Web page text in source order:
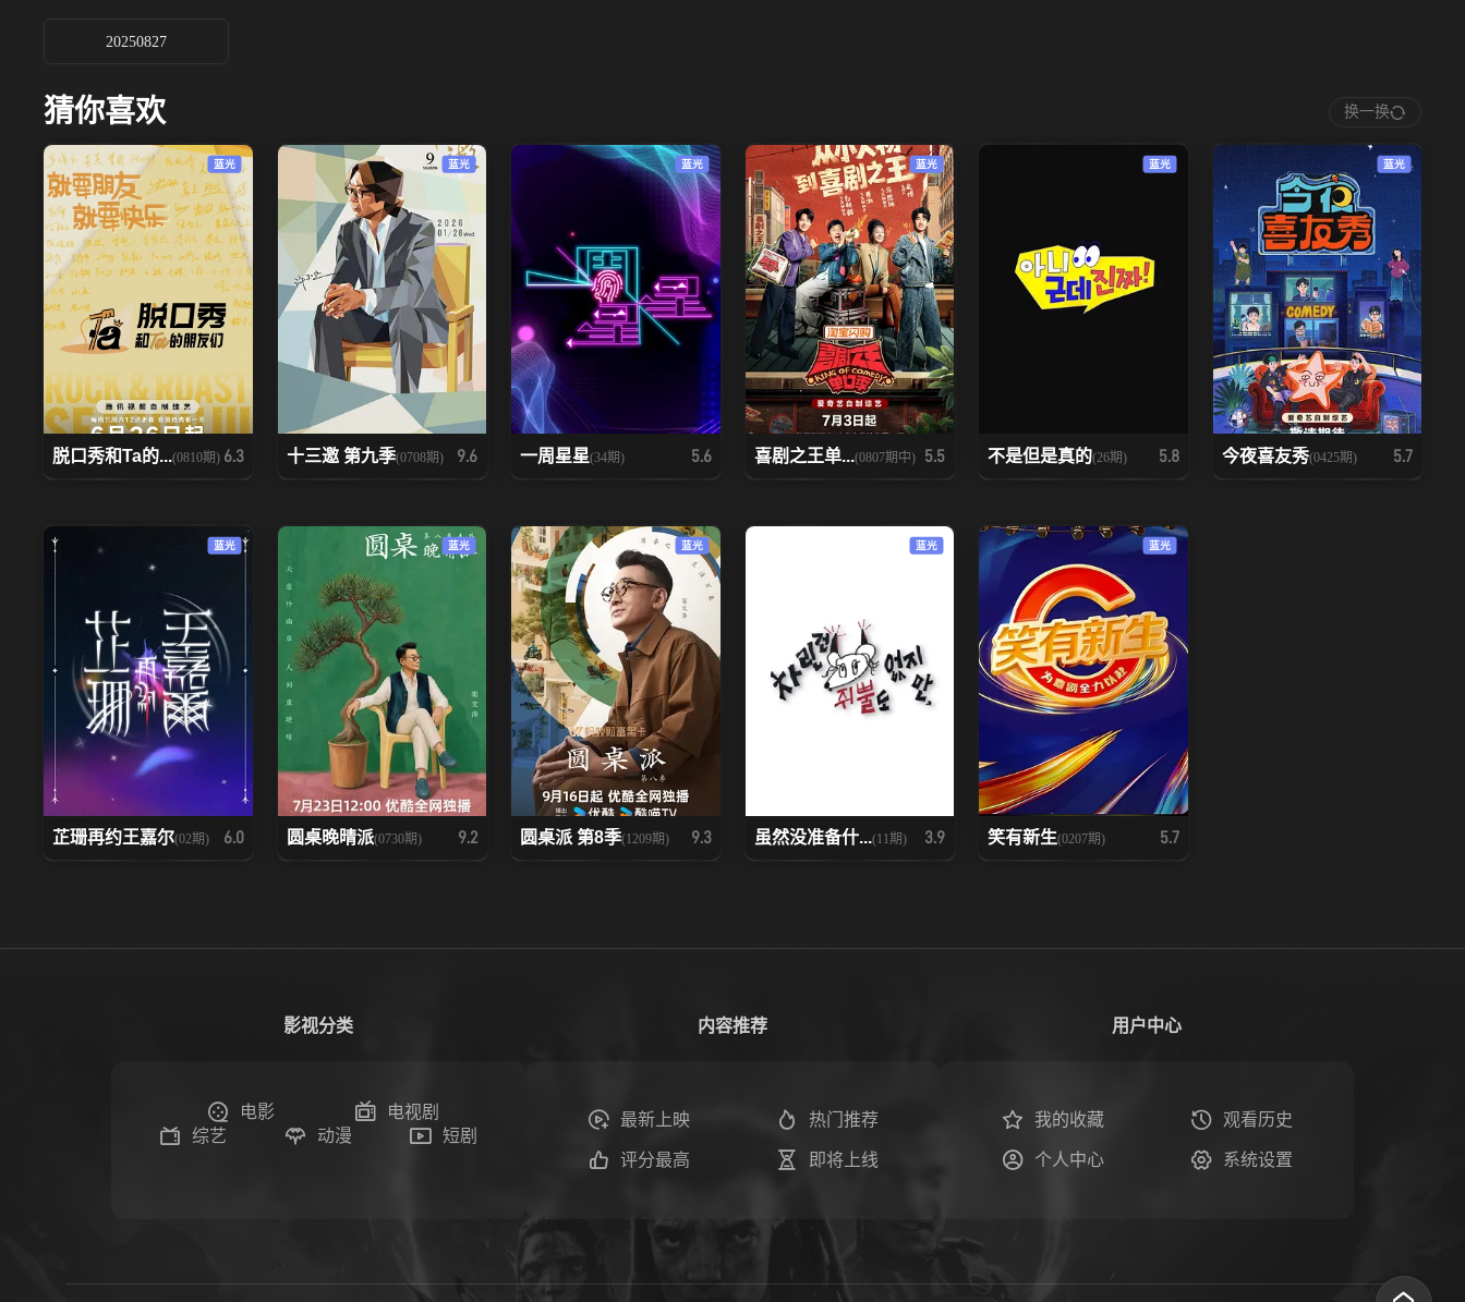
20250827
猜你喜欢 换一换
蓝光
脱口秀和Ta的...(0810期) 6.3
蓝光
十三邀 第九季(0708期) 9.6
蓝光
一周星星(34期) 5.6
蓝光
喜剧之王单...(0807期中) 5.5
蓝光
不是但是真的(26期) 5.8
蓝光
今夜喜友秀(0425期) 5.7
蓝光
芷珊再约王嘉尔(02期) 6.0
蓝光
圆桌晚晴派(0730期) 9.2
蓝光
圆桌派 第8季(1209期) 9.3
蓝光
虽然没准备什...(11期) 3.9
蓝光
笑有新生(0207期) 5.7
影视分类
电影
电视剧
综艺
动漫 短剧
内容推荐
最新上映 热门推荐
评分最高 即将上线
用户中心
我的收藏 观看历史
个人中心 系统设置